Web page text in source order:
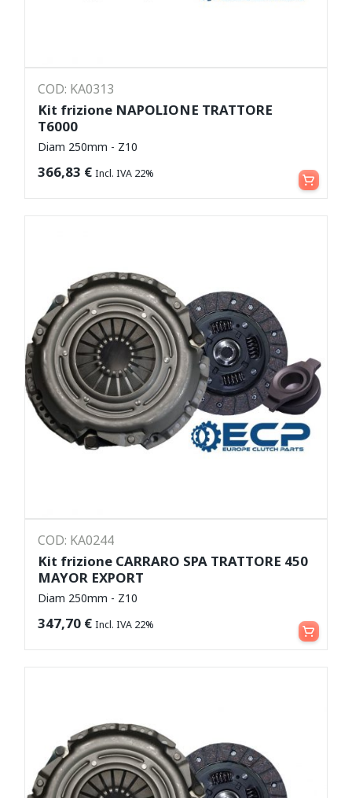
COD: KA0313
Kit frizione NAPOLIONE TRATTORE
T6000
Diam 250mm - Z10
366,83 € Incl. IVA 22% Leggi tutto
COD: KA0244
Kit frizione CARRARO SPA TRATTORE 450
MAYOR EXPORT
Diam 250mm - Z10
347,70 € Incl. IVA 22% Aggiungi al carrello